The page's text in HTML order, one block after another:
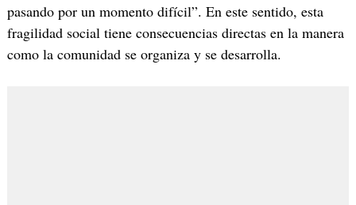
pasando por un momento difícil”. En este sentido, esta
fragilidad social tiene consecuencias directas en la manera
como la comunidad se organiza y se desarrolla.